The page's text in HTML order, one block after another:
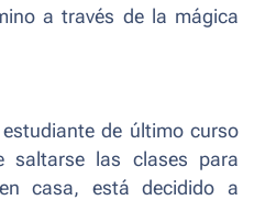
a través de la mágica
de último curso
saltarse las clases para
casa, está decidido a